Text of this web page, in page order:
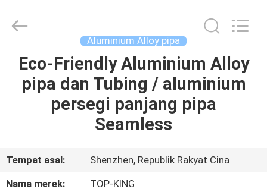
RUMAH
PRODUK
KAMI
Reserved.
Aluminium Alloy pipa
Eco-Friendly Aluminium Alloy
pipa dan Tubing / aluminium
persegi panjang pipa
Seamless
Tempat asal:
Shenzhen, Republik Rakyat Cina
Nama merek:
TOP-KING